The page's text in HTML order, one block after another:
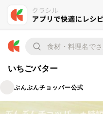
いちごバター
ぶんぶんチョッパー公式